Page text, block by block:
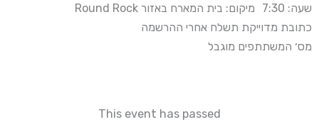
שעה: 7:30 מיקום: בית המארח באזור Round Rock
כתובת מדוייקת תשלח אחרי ההרשמה
מס׳ המשתתפים מוגבל
This event has passed